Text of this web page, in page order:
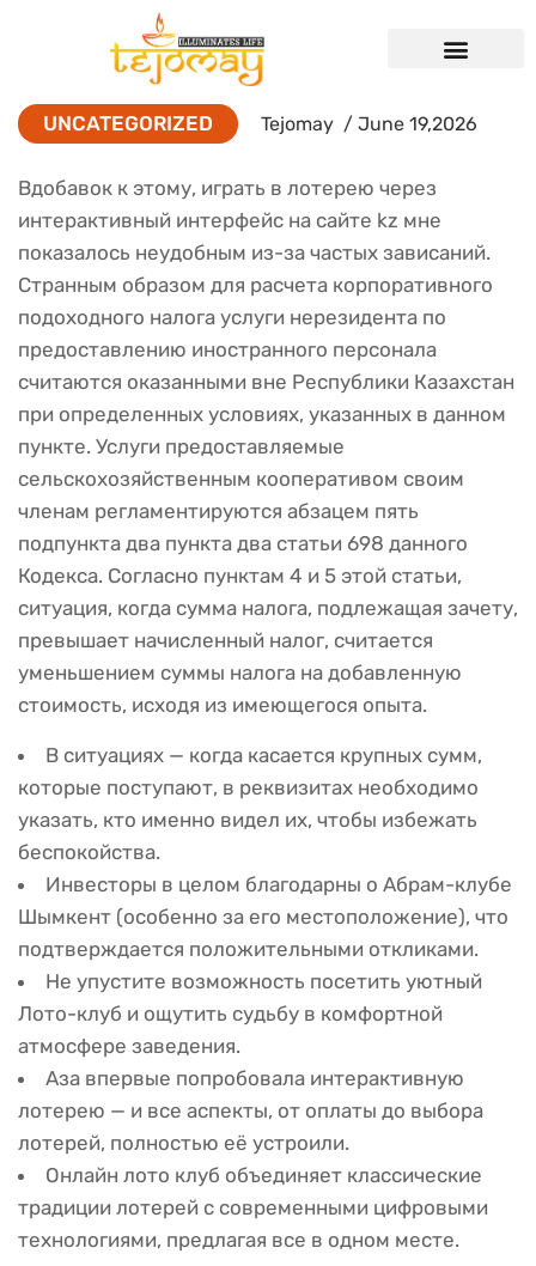
UNCATEGORIZED Tejomay / June 19,2026
Вдобавок к этому, играть в лотерею через
интерактивный интерфейс на сайте kz мне
показалось неудобным из-за частых зависаний.
Странным образом для расчета корпоративного
подоходного налога услуги нерезидента по
предоставлению иностранного персонала
считаются оказанными вне Республики Казахстан
при определенных условиях, указанных в данном
пункте. Услуги предоставляемые
сельскохозяйственным кооперативом своим
членам регламентируются абзацем пять
подпункта два пункта два статьи 698 данного
Кодекса. Согласно пунктам 4 и 5 этой статьи,
ситуация, когда сумма налога, подлежащая зачету,
превышает начисленный налог, считается
уменьшением суммы налога на добавленную
стоимость, исходя из имеющегося опыта.
В ситуациях — когда касается крупных сумм,
которые поступают, в реквизитах необходимо
указать, кто именно видел их, чтобы избежать
беспокойства.
Инвесторы в целом благодарны о Абрам-клубе
Шымкент (особенно за его местоположение), что
подтверждается положительными откликами.
Не упустите возможность посетить уютный
Лото-клуб и ощутить судьбу в комфортной
атмосфере заведения.
Аза впервые попробовала интерактивную
лотерею — и все аспекты, от оплаты до выбора
лотерей, полностью её устроили.
Онлайн лото клуб объединяет классические
традиции лотерей с современными цифровыми
технологиями, предлагая все в одном месте.